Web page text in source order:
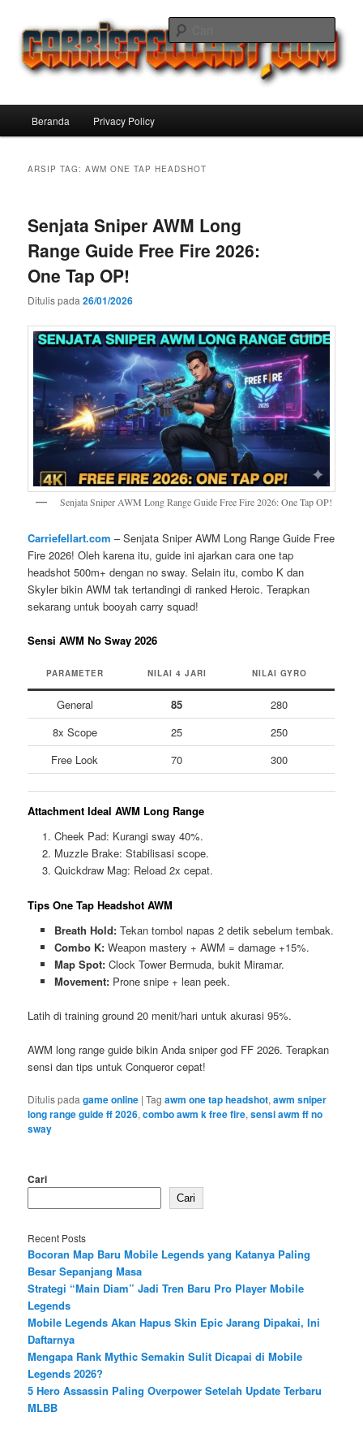
konten
utama
konten
sekunderCarriefellart Pilihan Terbaik Game
Offline Android 2025 yang Wajib
Kamu Coba
Cari
Beranda Privacy Policy
ARSIP TAG:AWM ONE TAP HEADSHOT
Senjata Sniper AWM Long
Range Guide Free Fire 2026:
One Tap OP!
Ditulis pada26/01/2026
Senjata Sniper AWM Long Range Guide Free Fire 2026: One Tap OP!
Carriefellart.com – Senjata Sniper AWM Long Range Guide Free
Fire 2026! Oleh karena itu, guide ini ajarkan cara one tap
headshot 500m+ dengan no sway. Selain itu, combo K dan
Skyler bikin AWM tak tertandingi di ranked Heroic. Terapkan
sekarang untuk booyah carry squad!
Sensi AWM No Sway 2026
PARAMETER NILAI 4 JARI NILAI GYRO
General 85
280
8x Scope
25
250
Free Look
70 300
Attachment Ideal AWM Long Range
Cheek Pad: Kurangi sway 40%.
Muzzle Brake: Stabilisasi scope.
Quickdraw Mag: Reload 2x cepat.
Tips One Tap Headshot AWM
Breath Hold:Tekan tombol napas 2 detik sebelum tembak.
Combo K:Weapon mastery + AWM = damage +15%.
Map Spot:Clock Tower Bermuda, bukit Miramar.
Movement:Prone snipe + lean peek.
Latih di training ground 20 menit/hari untuk akurasi 95%.
AWM long range guide bikin Anda sniper god FF 2026. Terapkan
sensi dan tips untuk Conqueror cepat!
Ditulis padagame online |Tag awm one tap headshot,awm sniper
long range guide ff 2026,combo awm k free fire,sensi awm ff no
sway
Cari
Cari
Recent Posts
Bocoran Map Baru Mobile Legends yang Katanya Paling
Besar Sepanjang Masa
Strategi “Main Diam” Jadi Tren Baru Pro Player Mobile
Legends
Mobile Legends Akan Hapus Skin Epic Jarang Dipakai, Ini
Daftarnya
Mengapa Rank Mythic Semakin Sulit Dicapai di Mobile
Legends 2026?
5 Hero Assassin Paling Overpower Setelah Update Terbaru
MLBB